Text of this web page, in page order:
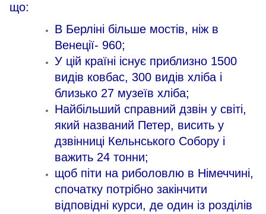
що:
В Берліні більше мостів, ніж в
Венеції- 960;
У цій країні існує приблизно 1500
видів ковбас, 300 видів хліба і
близько 27 музеїв хліба;
Найбільший справний дзвін у світі,
який названий Петер, висить у
дзвінниці Кельнського Собору і
важить 24 тонни;
щоб піти на риболовлю в Німеччині,
спочатку потрібно закінчити
відповідні курси, де один із розділів